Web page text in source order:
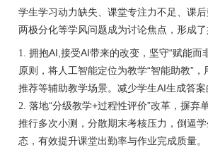
学生学习动力缺失、课堂专注力不足、课
两极分化等学风问题成为讨论焦点，形成了
1. 拥抱AI,接受AI带来的改变，坚守“赋能而
原则，将人工智能定位为教学“智能助教”
推荐等辅助教学场景。减少学生AI生成答案
2. 落地“分级教学+过程性评价”改革，摒弃
推行多次小测，分散期末考核压力，倒逼
态，有效提升课堂出勤率与作业完成质量。